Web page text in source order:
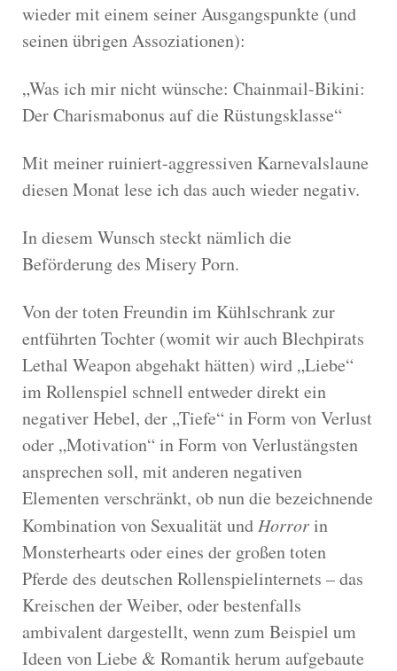
wieder mit einem seiner Ausgangspunkte (und
seinen übrigen Assoziationen):
„Was ich mir nicht wünsche: Chainmail-Bikini:
Der Charismabonus auf die Rüstungsklasse“
Mit meiner ruiniert-aggressiven Karnevalslaune
diesen Monat lese ich das auch wieder negativ.
In diesem Wunsch steckt nämlich die
Beförderung des Misery Porn.
Von der toten Freundin im Kühlschrank zur
entführten Tochter (womit wir auch Blechpirats
Lethal Weapon abgehakt hätten) wird „Liebe“
im Rollenspiel schnell entweder direkt ein
negativer Hebel, der „Tiefe“ in Form von Verlust
oder „Motivation“ in Form von Verlustängsten
ansprechen soll, mit anderen negativen
Elementen verschränkt, ob nun die bezeichnende
Kombination von Sexualität und Horrorin
Monsterhearts oder eines der großen toten
Pferde des deutschen Rollenspielinternets – das
Kreischen der Weiber, oder bestenfalls
ambivalent dargestellt, wenn zum Beispiel um
Ideen von Liebe & Romantik herum aufgebaute